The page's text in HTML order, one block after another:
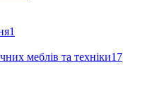
1
меблів та техніки17